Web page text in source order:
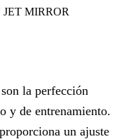
MIRROR
la perfección
y de entrenamiento.
un ajuste